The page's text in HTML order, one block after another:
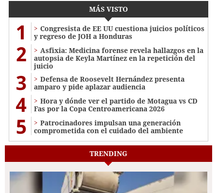
MÁS VISTO
1
Congresista de EE UU cuestiona juicios políticos
y regreso de JOH a Honduras
2
Asfixia: Medicina forense revela hallazgos en la
autopsia de Keyla Martínez en la repetición del
juicio
3
Defensa de Roosevelt Hernández presenta
amparo y pide aplazar audiencia
4
Hora y dónde ver el partido de Motagua vs CD
Fas por la Copa Centroamericana 2026
5
Patrocinadores impulsan una generación
comprometida con el cuidado del ambiente
TRENDING